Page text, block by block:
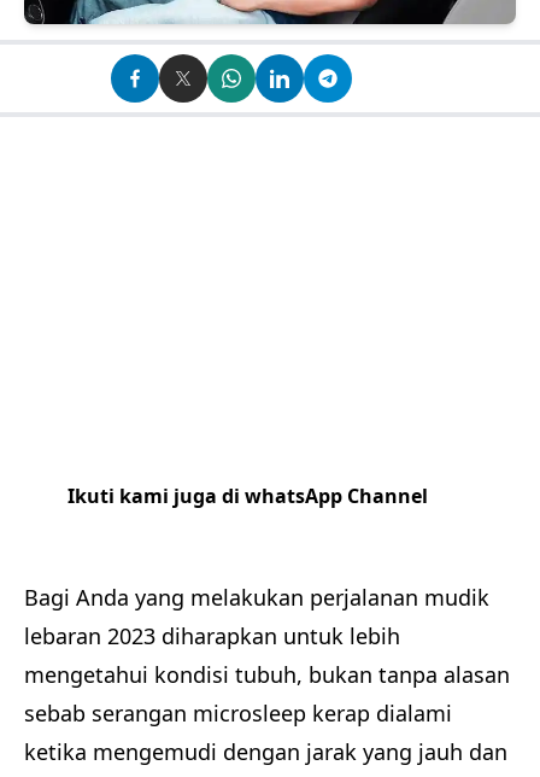
Ikuti kami juga di whatsApp Channel
Bagi Anda yang melakukan perjalanan mudik
lebaran 2023 diharapkan untuk lebih
mengetahui kondisi tubuh, bukan tanpa alasan
sebab serangan microsleep kerap dialami
ketika mengemudi dengan jarak yang jauh dan